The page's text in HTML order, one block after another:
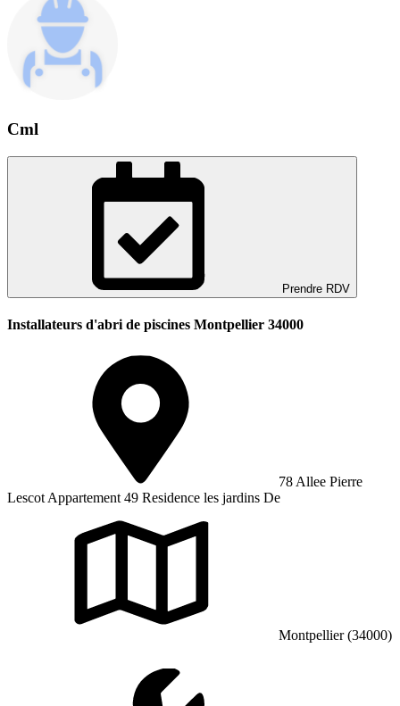
Cml
Prendre RDV
Installateurs d'abri de piscines Montpellier 34000
78 Allee Pierre
Lescot Appartement 49 Residence les jardins De
Montpellier (34000)